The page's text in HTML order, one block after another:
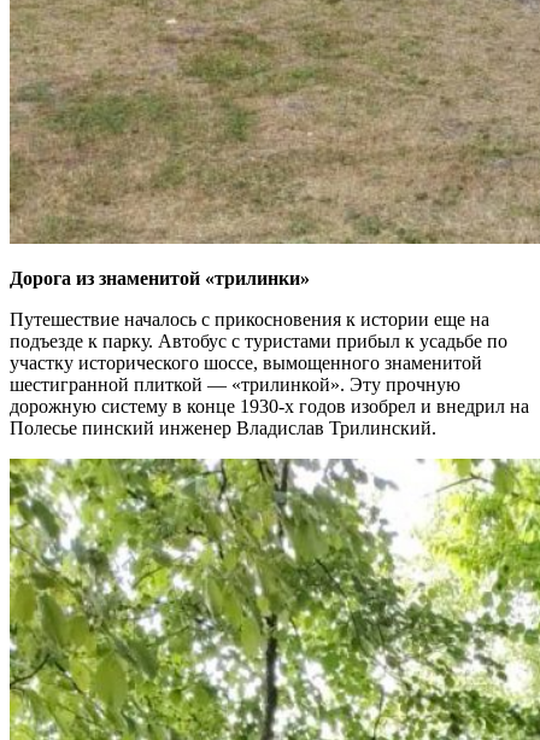
Дорога из знаменитой «трилинки»
Путешествие началось с прикосновения к истории еще на
подъезде к парку. Автобус с туристами прибыл к усадьбе по
участку исторического шоссе, вымощенного знаменитой
шестигранной плиткой — «трилинкой». Эту прочную
дорожную систему в конце 1930-х годов изобрел и внедрил на
Полесье пинский инженер Владислав Трилинский.